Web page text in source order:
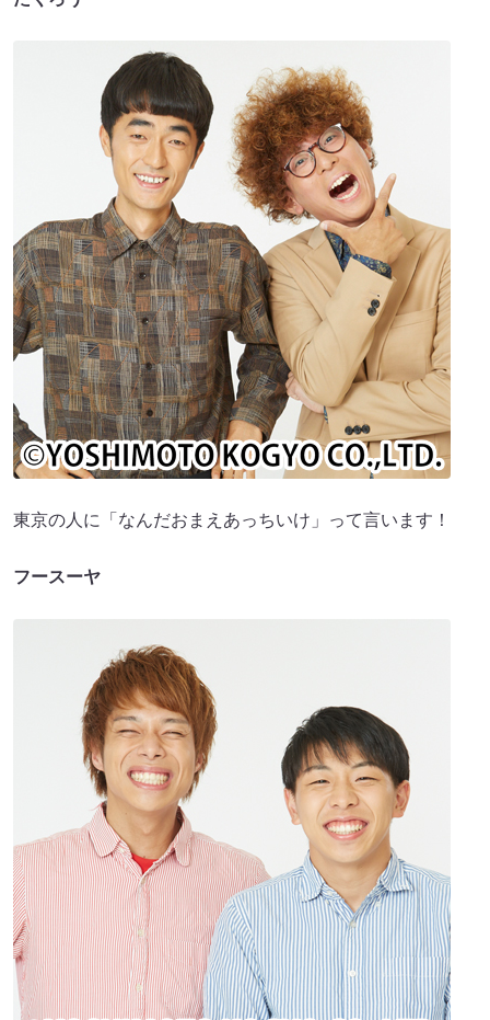
東京の人に「なんだおまえあっちいけ」って言います！
フースーヤ